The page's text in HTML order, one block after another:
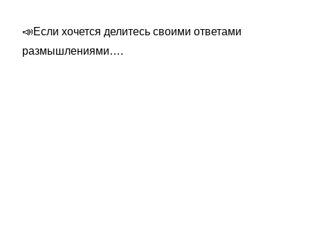
📣Если хочется делитесь своими ответами
размышлениями….